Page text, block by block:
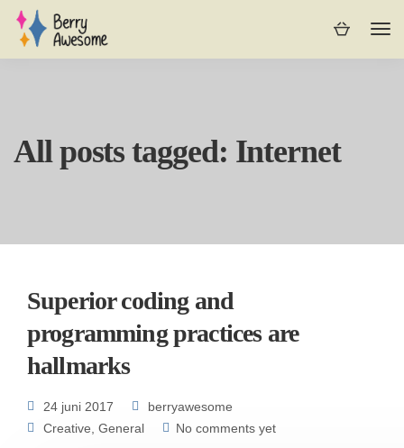
All posts tagged: Internet
Superior coding and
programming practices are
hallmarks
24 juni 2017
berryawesome
Creative General No comments yet